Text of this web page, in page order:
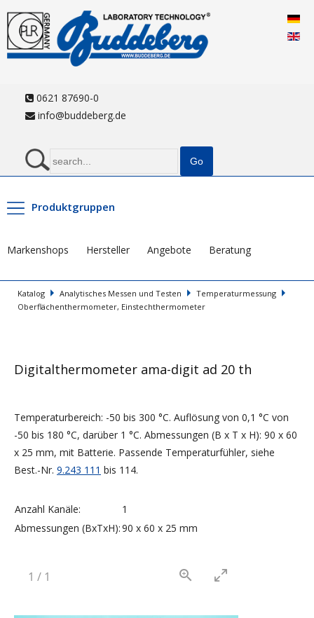
0621 87690-0
info@buddeberg.de
Produktgruppen
Markenshops Hersteller Angebote Beratung
Katalog Analytisches Messen und Testen
Temperaturmessung
Oberflächenthermometer, Einstechthermometer
Digitalthermometer ama-digit ad 20 th
Temperaturbereich: -50 bis 300 °C. Auflösung von 0,1 °C von
-50 bis 180 °C, darüber 1 °C. Abmessungen (B x T x H): 90 x 60
x 25 mm, mit Batterie. Passende Temperaturfühler, siehe
Best.-Nr. 9.243 111 bis 114.
Anzahl Kanäle:
1
Abmessungen (BxTxH):90 x 60 x 25 mm
1 / 1